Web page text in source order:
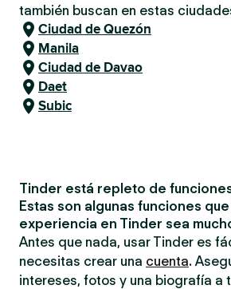
también buscan en estas
Ciudad de Quezón
Manila
Ciudad de Davao
Daet
Subic
Tinder está repleto de
Estas son algunas funciones
experiencia en Tinder sea
Antes que nada, usar Tinder es
necesitas crear una cuenta.
intereses, fotos y una biografía a